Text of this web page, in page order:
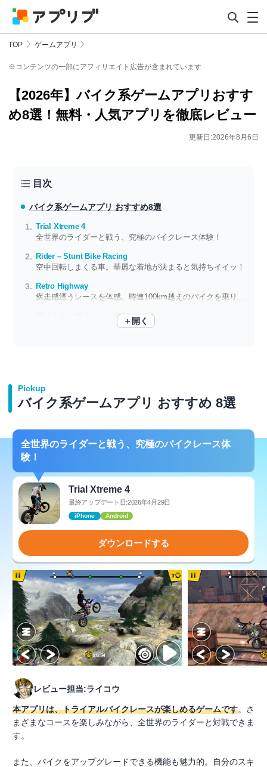
TOP ゲームアプリ
※コンテンツの一部にアフィリエイト広告が含まれています
【2026年】バイク系ゲームアプリおすす
め8選！無料・人気アプリを徹底レビュー
更新日:2026年8月6日
目次
バイク系ゲームアプリ おすすめ8選
Trial Xtreme 4
全世界のライダーと戦う、究極のバイクレース体験！
Rider – Stunt Bike Racing
空中回転しまくる車。華麗な着地が決まると気持ちイイッ！
Retro Highway
疾走感漂うレースを体感。時速100km越えのバイクを乗りこなせるか
ワイルド・ホイール: バイクレース
＋開く
Pickup
バイク系ゲームアプリ おすすめ 8選
全世界のライダーと戦う、究極のバイクレース体
験！
Trial Xtreme 4
最終アップデート日:2026年4月29日
iPhone Android
ダウンロードする
レビュー担当:ライコウ
本アプリは、トライアルバイクレースが楽しめるゲームです。さ
まざまなコースを楽しみながら、全世界のライダーと対戦できま
す。
また、バイクをアップグレードできる機能も魅力的。自分のスキ